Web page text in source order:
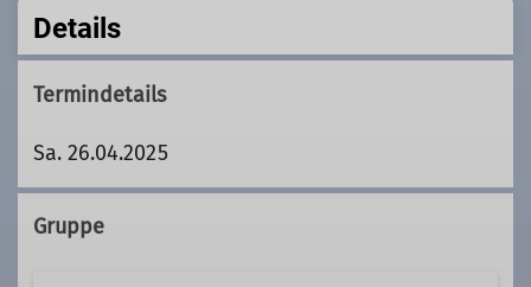
Details
Termindetails
Sa. 26.04.2025
Gruppe